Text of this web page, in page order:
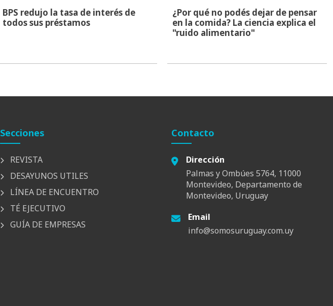
BPS redujo la tasa de interés de
todos sus préstamos
¿Por qué no podés dejar de pensar
en la comida? La ciencia explica el
"ruido alimentario"
Secciones
REVISTA
DESAYUNOS UTILES
LÍNEA DE ENCUENTRO
TÉ EJECUTIVO
GUÍA DE EMPRESAS
Contacto
Dirección
Palmas y Ombúes 5764, 11000
Montevideo, Departamento de
Montevideo, Uruguay
Email
info@somosuruguay.com.uy